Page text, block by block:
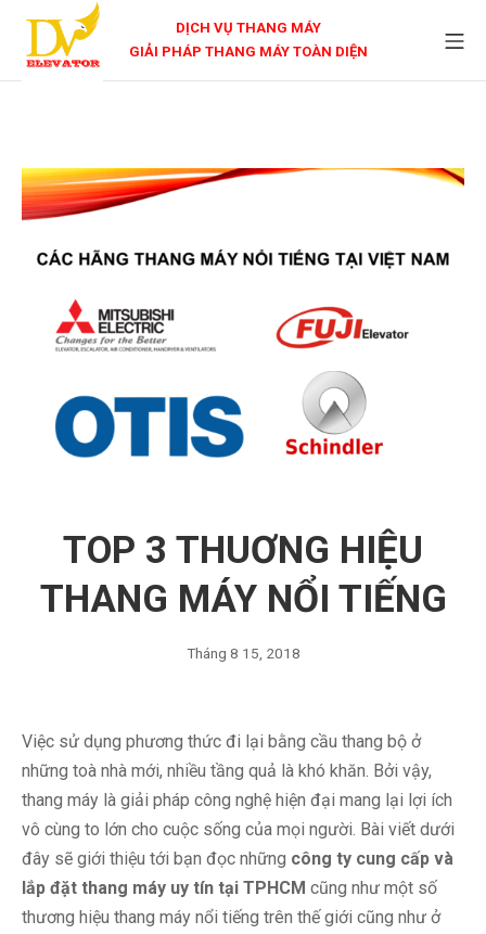
DỊCH VỤ THANG MÁY
GIẢI PHÁP THANG MÁY TOÀN DIỆN
TOP 3 THUƠNG HIỆU
THANG MÁY NỔI TIẾNG
Tháng 8 15, 2018
Việc sử dụng phương thức đi lại bằng cầu thang bộ ở
những toà nhà mới, nhiều tầng quả là khó khăn. Bởi vậy,
thang máy là giải pháp công nghệ hiện đại mang lại lợi ích
vô cùng to lớn cho cuộc sống của mọi người. Bài viết dưới
đây sẽ giới thiệu tới bạn đọc những công ty cung cấp và
lắp đặt thang máy uy tín tại TPHCM cũng như một số
thương hiệu thang máy nổi tiếng trên thế giới cũng như ở